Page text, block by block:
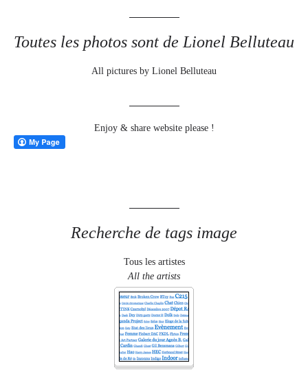
Toutes les photos sont de Lionel Belluteau
All pictures by Lionel Belluteau
Enjoy & share website please !
Recherche de tags image
Tous les artistes
All the artists